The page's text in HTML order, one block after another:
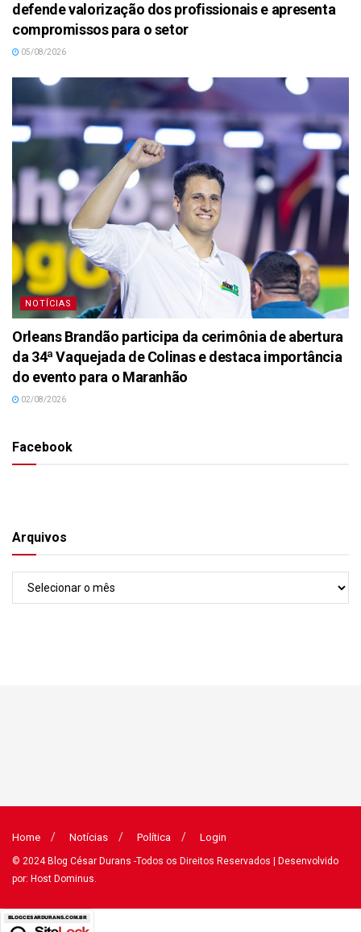
defende valorização dos profissionais e apresenta
compromissos para o setor
05/08/2026
NOTÍCIAS
Orleans Brandão participa da cerimônia de abertura
da 34ª Vaquejada de Colinas e destaca importância
do evento para o Maranhão
02/08/2026
Facebook
Arquivos
Home Notícias Política Login
© 2024 Blog César Durans -Todos os Direitos Reservados
| Desenvolvido
por: Host Dominus.